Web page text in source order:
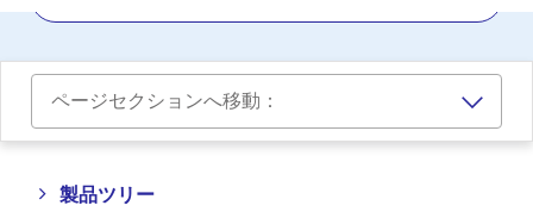
ページセクションへ移動：
製品ツリー
Close
Open